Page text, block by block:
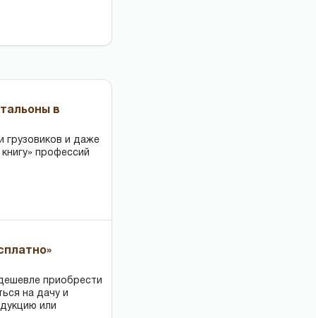
в
грузовиков и даже
профессий
приобрести
на дачу и
или